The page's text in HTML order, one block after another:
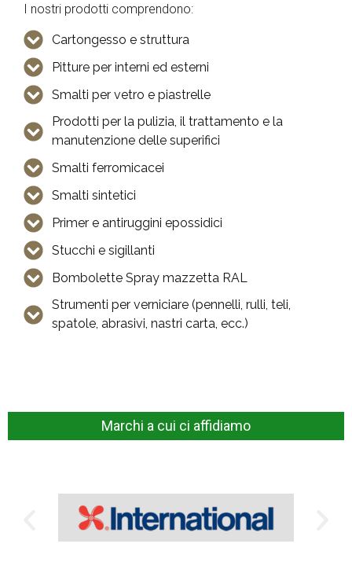
I nostri prodotti comprendono:
Cartongesso e struttura
Pitture per interni ed esterni
Smalti per vetro e piastrelle
Prodotti per la pulizia, il trattamento e la
manutenzione delle superifici
Smalti ferromicacei
Smalti sintetici
Primer e antiruggini epossidici
Stucchi e sigillanti
Bombolette Spray mazzetta RAL
Strumenti per verniciare (pennelli, rulli, teli,
spatole, abrasivi, nastri carta, ecc.)
Marchi a cui ci affidiamo